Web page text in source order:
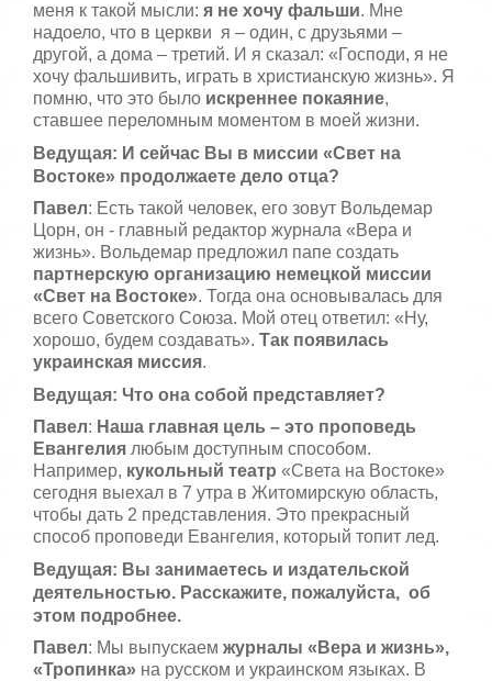
меня к такой мысли: я не хочу фальши. Мне
надоело, что в церкви я – один, с друзьями –
другой, а дома – третий. И я сказал: «Господи, я не
хочу фальшивить, играть в христианскую жизнь». Я
помню, что это было искреннее покаяние,
ставшее переломным моментом в моей жизни.
Ведущая: И сейчас Вы в миссии «Свет на
Востоке» продолжаете дело отца?
Павел: Есть такой человек, его зовут Вольдемар
Цорн, он - главный редактор журнала «Вера и
жизнь». Вольдемар предложил папе создать
партнерскую организацию немецкой миссии
«Свет на Востоке». Тогда она основывалась для
всего Советского Союза. Мой отец ответил: «Ну,
хорошо, будем создавать». Так появилась
украинская миссия.
Ведущая: Что она собой представляет?
Павел: Наша главная цель – это проповедь
Евангелия любым доступным способом.
Например, кукольный театр «Света на Востоке»
сегодня выехал в 7 утра в Житомирскую область,
чтобы дать 2 представления. Это прекрасный
способ проповеди Евангелия, который топит лед.
Ведущая: Вы занимаетесь и издательской
деятельностью. Расскажите, пожалуйста, об
этом подробнее.
Павел: Мы выпускаем журналы «Вера и жизнь»,
«Тропинка» на русском и украинском языках. В